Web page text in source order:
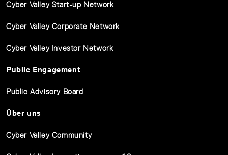
Cyber Valley Start-up Network
Cyber Valley Corporate Network
Cyber Valley Investor Network
Public Engagement
Public Advisory Board
Über uns
Cyber Valley Community